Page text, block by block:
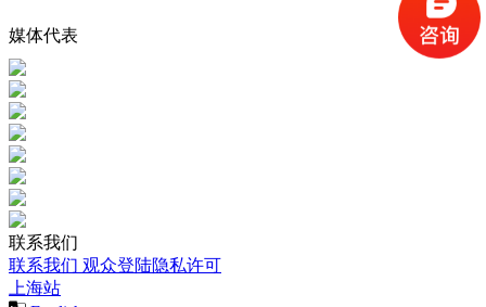
媒体代表
联系我们
联系我们 观众登陆隐私许可
上海站